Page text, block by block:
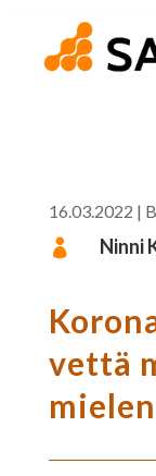
16.03.2022 |
 Ninni
vettä